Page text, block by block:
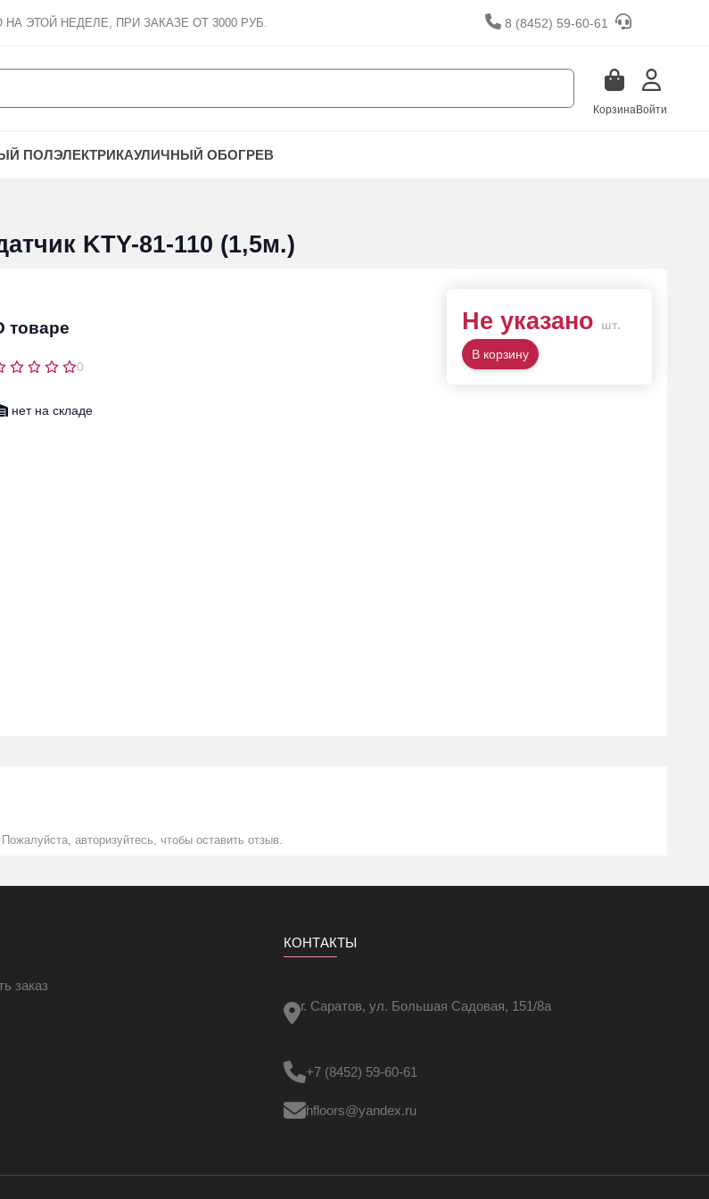
НА ЭТОЙ НЕДЕЛЕ, ПРИ ЗАКАЗЕ ОТ 3000 РУБ. 8 (8452) 59-60-61
КорзинаВойти
ПОЛЭЛЕКТРИКАУЛИЧНЫЙ ОБОГРЕВ
KTY-81-110 (1,5м.)
товаре
0
нет на складе
Не указано шт.
В корзину
Пожалуйста, авторизуйтесь, чтобы оставить отзыв.
заказ
КОНТАКТЫ
г. Саратов, ул. Большая Садовая, 151/8а
+7 (8452) 59-60-61
hfloors@yandex.ru